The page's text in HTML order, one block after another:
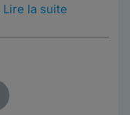
Lire la suite